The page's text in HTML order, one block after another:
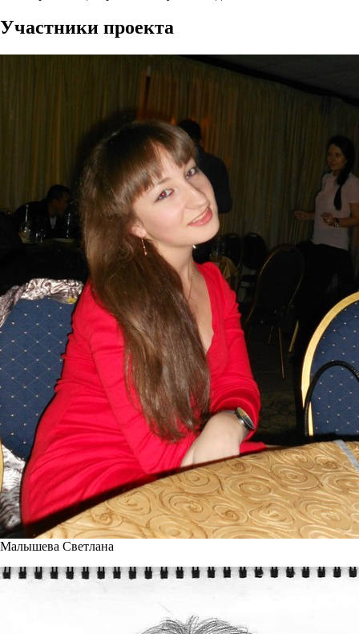
Участники проекта
Малышева Светлана